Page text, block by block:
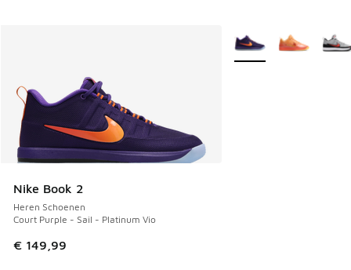
Nike Book 2
Heren Schoenen
Court Purple - Sail - Platinum Vio
€ 149,99
Meer kleuren